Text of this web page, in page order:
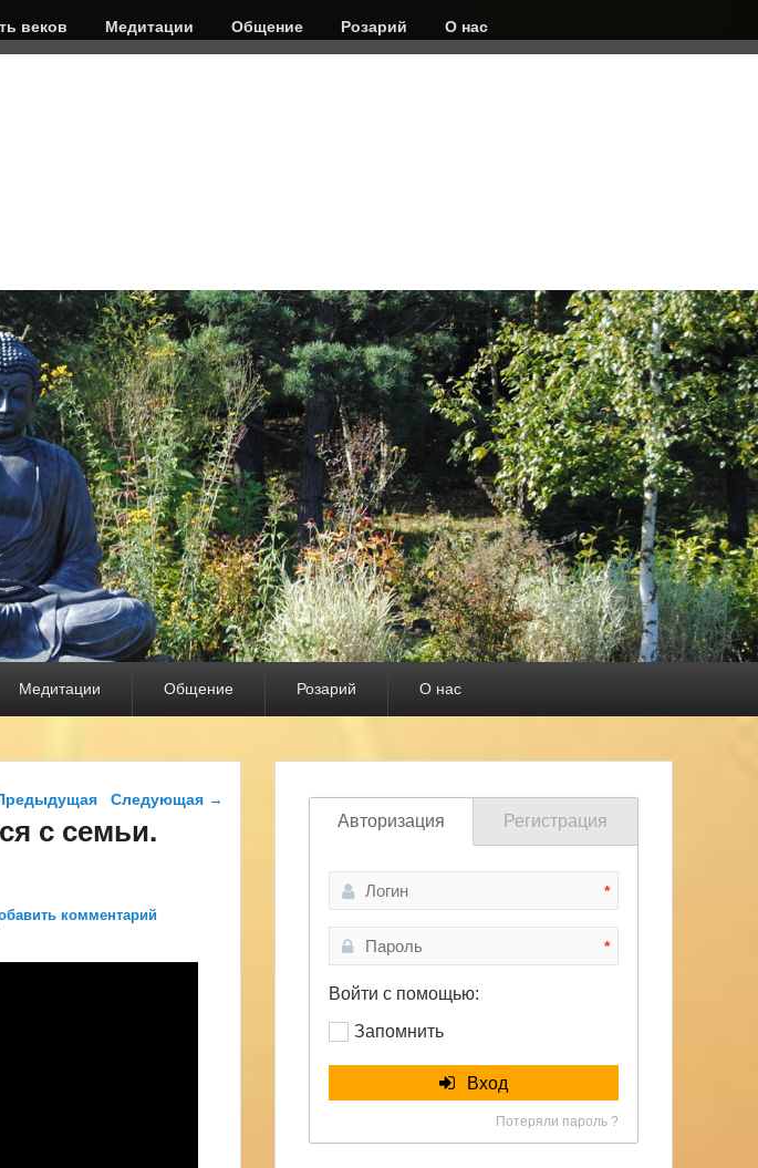
веков Медитации Общение Розарий О нас
Медитации Общение Розарий О нас
по записям
Следующая →
с семьи.
комментарий
Авторизация Регистрация
*
*
Войти с помощью:
Запомнить
Вход
Потеряли пароль ?